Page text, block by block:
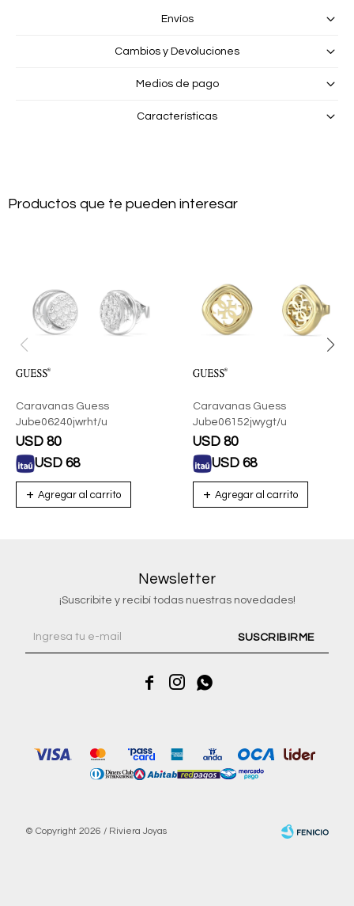
Envíos
Cambios y Devoluciones
Medios de pago
Características
Productos que te pueden interesar
Caravanas Guess
Jube06240jwrht/u
USD 80
USD 68
Caravanas Guess
Jube06152jwygt/u
USD 80
USD 68
Newsletter
¡Suscribite y recibí todas nuestras novedades!
SUSCRIBIRME
  
© Copyright 2026 / Riviera Joyas